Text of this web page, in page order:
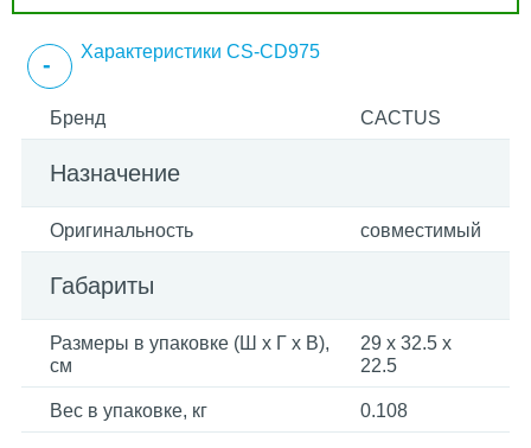
Характеристики CS-CD975
Бренд CACTUS
Назначение
Оригинальность совместимый
Габариты
Размеры в упаковке (Ш x Г x В),
см
29 x 32.5 x
22.5
Вес в упаковке, кг 0.108